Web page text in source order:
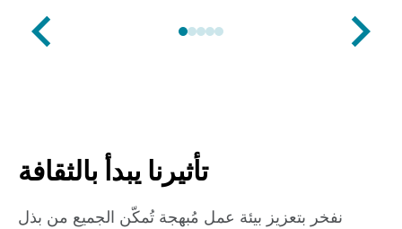
تأثيرنا يبدأ بالثقافة
نفخر بتعزيز بيئة عمل مُبهجة تُمكّن الجميع من بذل